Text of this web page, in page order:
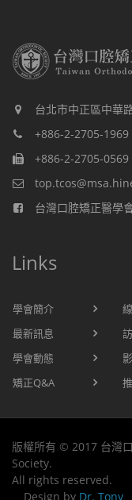
台北市中正區中華
+886-2-2705-1969
+886-2-2705-0569
台灣口腔矯正醫學
Links
學會簡介
最新訊息
學會動態
矯正Q&A
版權所有 © 2017 台灣
Society.
All rights reserved.
Design by Dr. Tony